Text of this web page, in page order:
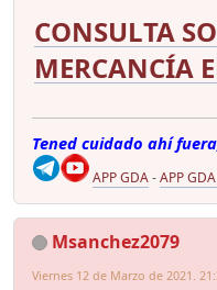
CONSULTA
MERCANCÍA
Tened cuidado ahí
APP GDA-APP
Msanchez2079
Viernes 12 de Marzo de 2021.